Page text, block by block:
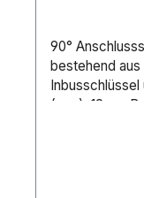
90°
bestehend
(mm): 12